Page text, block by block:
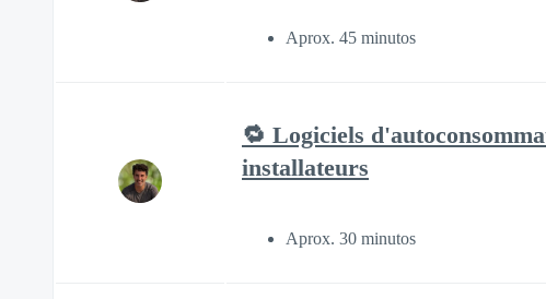
Aprox. 45 minutos
🔁 Logiciels
installateurs
Aprox. 30 minutos